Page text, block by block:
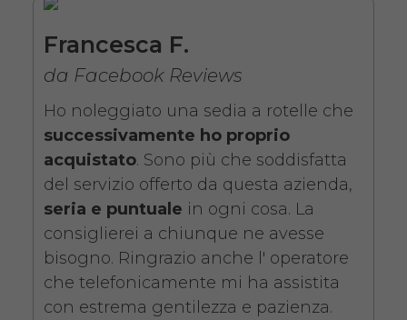
da 76,01€
Noleggio Carrozzina
pieghevole ad autospinta
- Con reggigambe -
Seduta 46 cm
Francesca F.
da Facebook Reviews
Ho noleggiato una sedia a rotelle che
successivamente ho proprio
acquistato. Sono più che soddisfatta
del servizio offerto da questa azienda,
seria e puntuale in ogni cosa. La
consiglierei a chiunque ne avesse
bisogno. Ringrazio anche l' operatore
che telefonicamente mi ha assistita
con estrema gentilezza e pazienza.